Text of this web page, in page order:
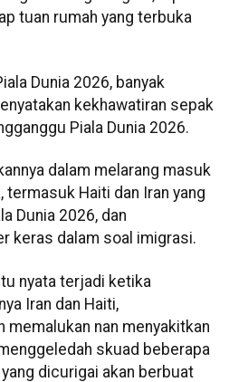
tuan rumah yang terbuka
Dunia 2026, banyak
kekhawatiran sepak
Piala Dunia 2026.
dalam melarang masuk
termasuk Haiti dan Iran yang
Dunia 2026, dan
keras dalam soal imigrasi.
nyata terjadi ketika
Iran dan Haiti,
memalukan nan menyakitkan
skuad beberapa
dicurigai akan berbuat